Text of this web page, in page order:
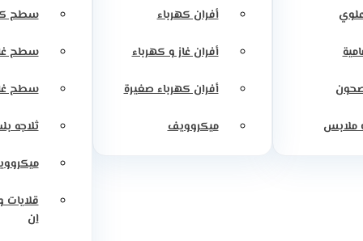
ملابس
أفران كهرباء
أفران غاز و كهرباء
أفران كهرباء صغيرة
ميكروويف
سطح
سطح
سطح
ثلاجه
ان